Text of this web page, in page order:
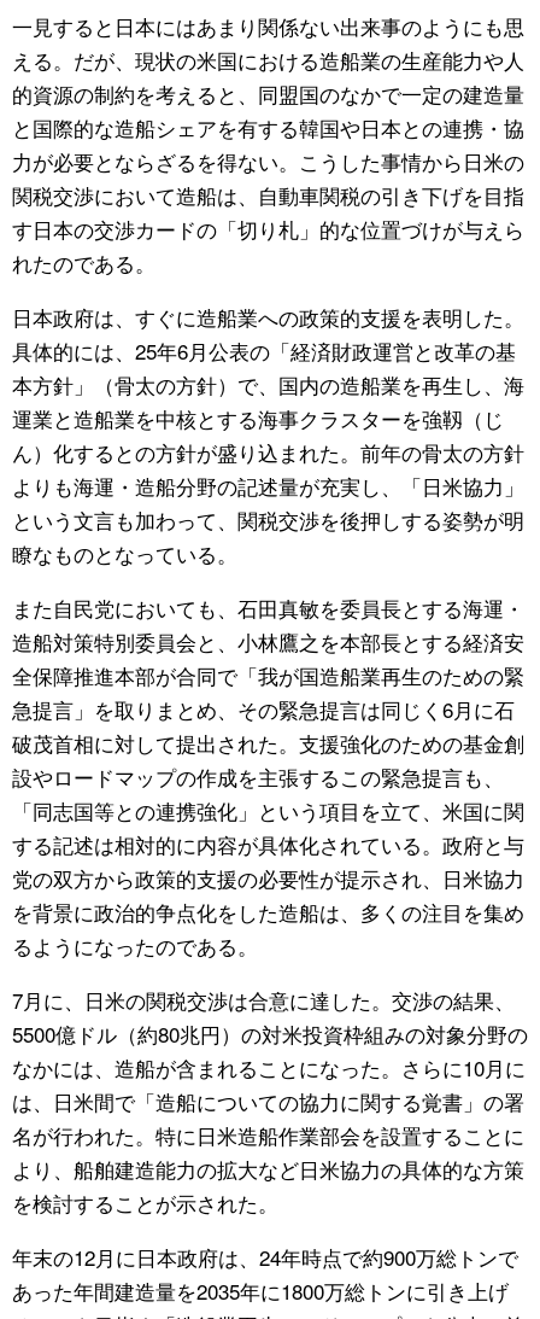
一見すると日本にはあまり関係ない出来事のようにも思
える。だが、現状の米国における造船業の生産能力や人
的資源の制約を考えると、同盟国のなかで一定の建造量
と国際的な造船シェアを有する韓国や日本との連携・協
力が必要とならざるを得ない。こうした事情から日米の
関税交渉において造船は、自動車関税の引き下げを目指
す日本の交渉カードの「切り札」的な位置づけが与えら
れたのである。
日本政府は、すぐに造船業への政策的支援を表明した。
具体的には、25年6月公表の「経済財政運営と改革の基
本方針」（骨太の方針）で、国内の造船業を再生し、海
運業と造船業を中核とする海事クラスターを強靱（じ
ん）化するとの方針が盛り込まれた。前年の骨太の方針
よりも海運・造船分野の記述量が充実し、「日米協力」
という文言も加わって、関税交渉を後押しする姿勢が明
瞭なものとなっている。
また自民党においても、石田真敏を委員長とする海運・
造船対策特別委員会と、小林鷹之を本部長とする経済安
全保障推進本部が合同で「我が国造船業再生のための緊
急提言」を取りまとめ、その緊急提言は同じく6月に石
破茂首相に対して提出された。支援強化のための基金創
設やロードマップの作成を主張するこの緊急提言も、
「同志国等との連携強化」という項目を立て、米国に関
する記述は相対的に内容が具体化されている。政府と与
党の双方から政策的支援の必要性が提示され、日米協力
を背景に政治的争点化をした造船は、多くの注目を集め
るようになったのである。
7月に、日米の関税交渉は合意に達した。交渉の結果、
5500億ドル（約80兆円）の対米投資枠組みの対象分野の
なかには、造船が含まれることになった。さらに10月に
は、日米間で「造船についての協力に関する覚書」の署
名が行われた。特に日米造船作業部会を設置することに
より、船舶建造能力の拡大など日米協力の具体的な方策
を検討することが示された。
年末の12月に日本政府は、24年時点で約900万総トンで
あった年間建造量を2035年に1800万総トンに引き上げ